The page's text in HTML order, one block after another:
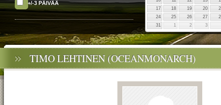
+/-3 PÄIVÄÄ
17
18 19 20
24
25 26 27
31
1 2 3
TIMO LEHTINEN (OCEANMONARCH)